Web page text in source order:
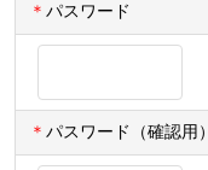
＊パスワード
＊パスワード（確認用）